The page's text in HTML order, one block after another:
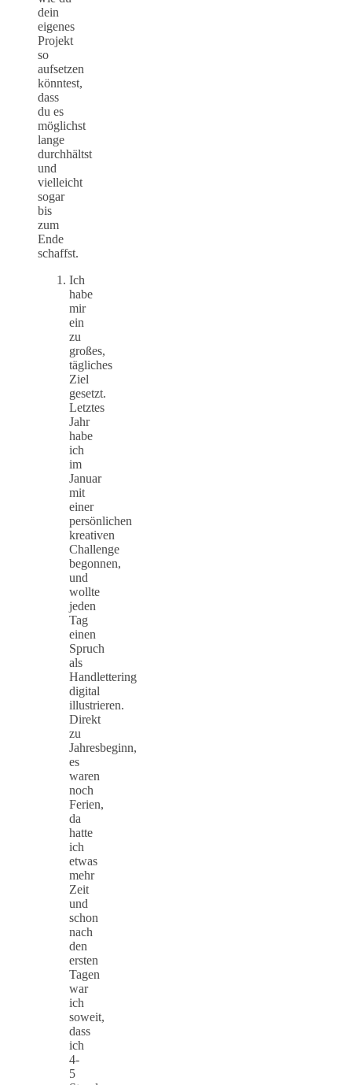
dein
eigenes
Projekt
so
aufsetzen
könntest,
dass
du es
möglichst
lange
durchhältst
und
vielleicht
sogar
bis
zum
Ende
schaffst.
Ich
habe
mir
ein
zu
großes,
tägliches
Ziel
gesetzt.
Letztes
Jahr
habe
ich
im
Januar
mit
einer
persönlichen
kreativen
Challenge
begonnen,
und
wollte
jeden
Tag
einen
Spruch
als
Handlettering
digital
illustrieren.
Direkt
zu
Jahresbeginn,
es
waren
noch
Ferien,
da
hatte
ich
etwas
mehr
Zeit
und
schon
nach
den
ersten
Tagen
war
ich
soweit,
dass
ich
4-
5